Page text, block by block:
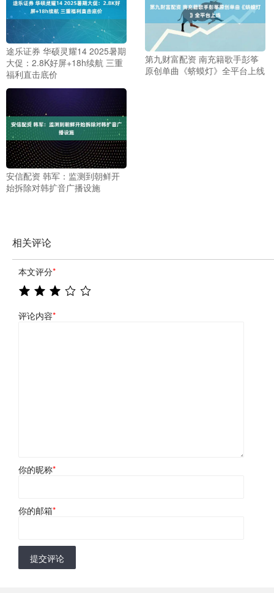
途乐证券 华硕灵耀14 2025暑期
大促：2.8K好屏+18h续航 三重
福利直击底价
第九财富配资 南充籍歌手彭筝
原创单曲《蛴蟆灯》全平台上线
安信配资 韩军：监测到朝鲜开
始拆除对韩扩音广播设施
相关评论
本文评分*
评论内容*
你的昵称*
你的邮箱*
提交评论